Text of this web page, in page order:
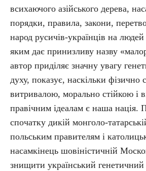
всихаючого азійського дерева,
порядки, правила, закони,
народ русичів-українців на людей
яким дає принизливу назву
автор приділяє значну увагу
духу, показує, наскільки фізично
витривалою, морально стійкою і
правічним ідеалам є наша нація.
спочатку дикій монголо-
польським правителям і
насамкінець шовіністичній
знищити український